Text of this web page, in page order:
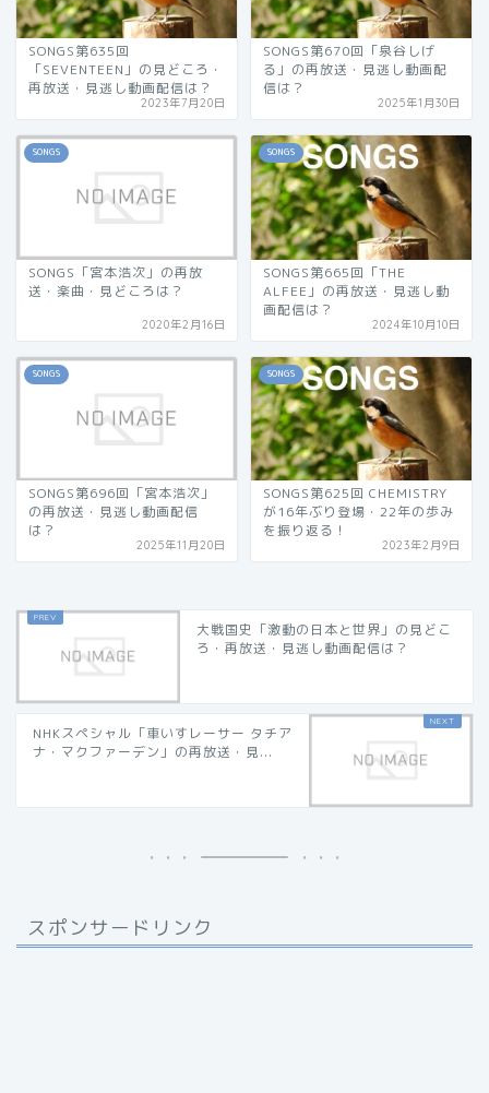
SONGS第635回
「SEVENTEEN」の見どころ・
再放送・見逃し動画配信は？
2023年7月20日
SONGS第670回「泉谷しげ
る」の再放送・見逃し動画配
信は？
2025年1月30日
SONGS
SONGS「宮本浩次」の再放
送・楽曲・見どころは？
2020年2月16日
SONGS
SONGS第665回「THE
ALFEE」の再放送・見逃し動
画配信は？
2024年10月10日
SONGS
SONGS第696回「宮本浩次」
の再放送・見逃し動画配信
は？
2025年11月20日
SONGS
SONGS第625回 CHEMISTRY
が16年ぶり登場・22年の歩み
を振り返る！
2023年2月9日
大戦国史「激動の日本と世界」の見どこ
ろ・再放送・見逃し動画配信は？
NHKスペシャル「車いすレーサー タチア
ナ・マクファーデン」の再放送・見...
スポンサードリンク